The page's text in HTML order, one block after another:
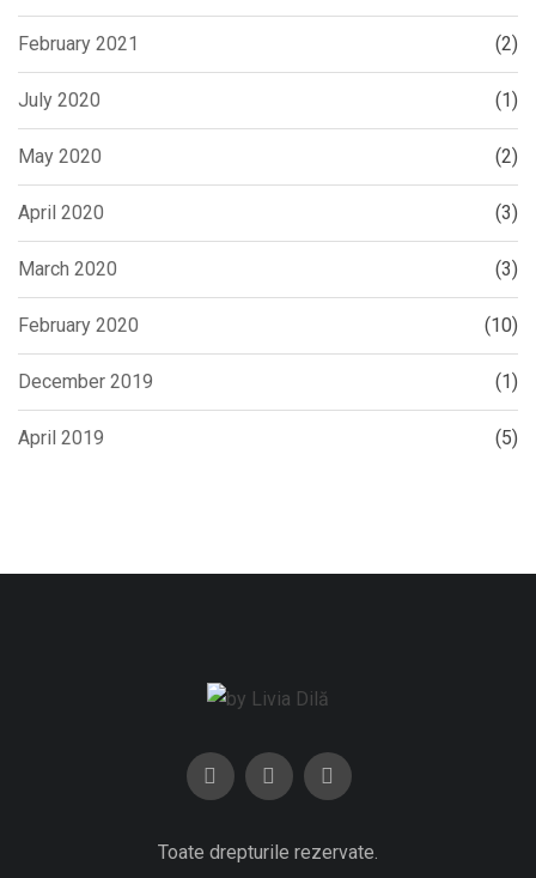
February 2021 (2)
July 2020 (1)
May 2020 (2)
April 2020 (3)
March 2020 (3)
February 2020 (10)
December 2019 (1)
April 2019 (5)
Toate drepturile rezervate.